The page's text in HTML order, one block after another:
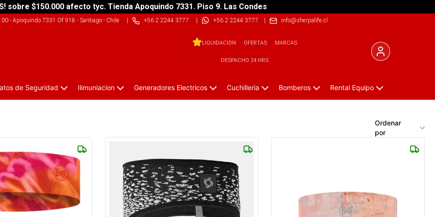
sobre $150.000 afecto tyc. Tienda Apoquindo 7331. Piso 9. Las Condes
- Apoquindo 7331 Of 918 - Santiago - Chile| +56 2 2244 3777 | +56 2 2244 3777 | info@sherpalife.cl
LIQUIDACIÓN OFERTAS MARCAS
DESPACHO 24 HRS
de Seguridad Ilimuniacion Generadores Electricos Cuchilleria Bomberos Rental Equipo
Ordenar
por